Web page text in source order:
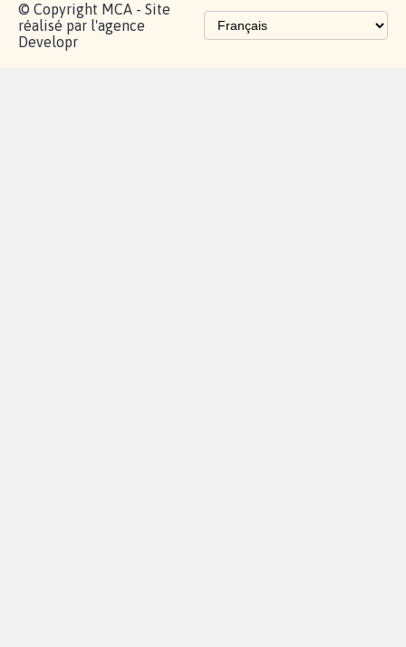
© Copyright MCA - Site
réalisé par l'agence
Developr